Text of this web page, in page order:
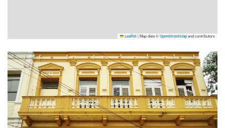
Leaflet |Map data © OpenStreetMapand contributors